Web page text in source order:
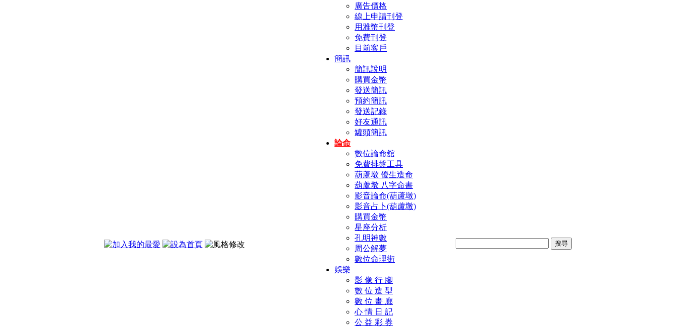
廣告價格
線上申請刊登
用雅幣刊登
免費刊登
目前客戶
簡訊
簡訊說明
購買金幣
發送簡訊
預約簡訊
發送記錄
好友通訊
罐頭簡訊
論命
數位論命舘
免費排盤工具
葫蘆墩 優生造命
葫蘆墩 八字命書
影音論命(葫蘆墩)
影音占卜(葫蘆墩)
購買金幣
星座分析
孔明神數
周公解夢
數位命理街
娛樂
影 像 行 腳
數 位 造 型
數 位 畫 廊
心 情 日 記
公 益 彩 券